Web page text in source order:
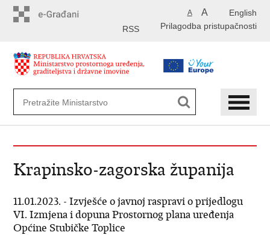
English
A A
Prilagodba pristupačnosti
RSS
Krapinsko-zagorska županija
11.01.2023. - Izvješće o javnoj raspravi o prijedlogu
VI. Izmjena i dopuna Prostornog plana uređenja
Općine Stubičke Toplice